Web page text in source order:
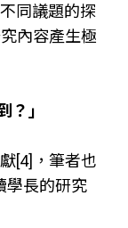
同議題的探
內容產生極
」
[4]，筆者也
學長的研究